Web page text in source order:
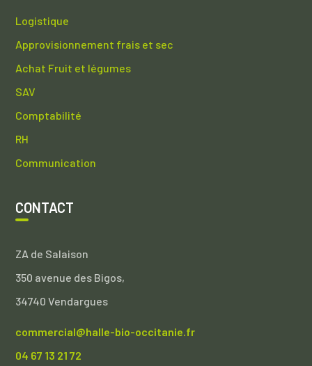
Logistique
Approvisionnement frais et sec
Achat Fruit et légumes
SAV
Comptabilité
RH
Communication
CONTACT
ZA de Salaison
350 avenue des Bigos,
34740 Vendargues
commercial@halle-bio-occitanie.fr
04 67 13 21 72